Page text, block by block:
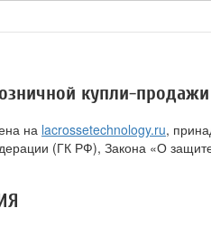
купли-
на lacrossetechnology.ru,
(ГК РФ), Закона «О